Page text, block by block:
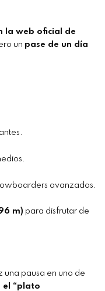
la web oficial de
un pase de un día
avanzados.
m) para disfrutar de
una pausa en uno de
el “plato